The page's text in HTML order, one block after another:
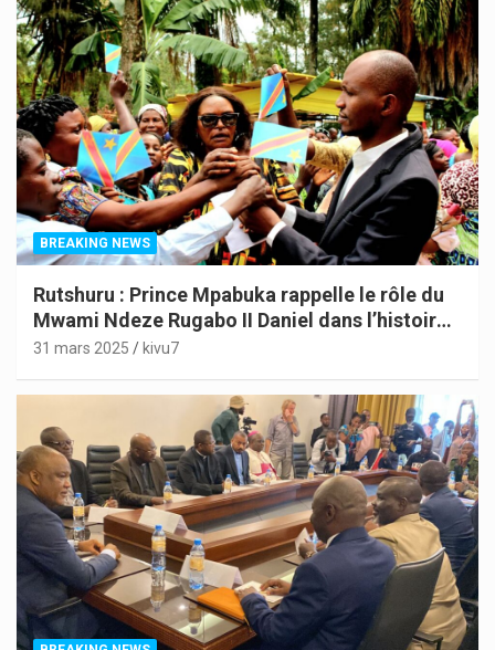
BREAKING NEWS
Rutshuru : Prince Mpabuka rappelle le rôle du
Mwami Ndeze Rugabo II Daniel dans l’histoire
de l’Indépendance du Congo
31 mars 2025 kivu7